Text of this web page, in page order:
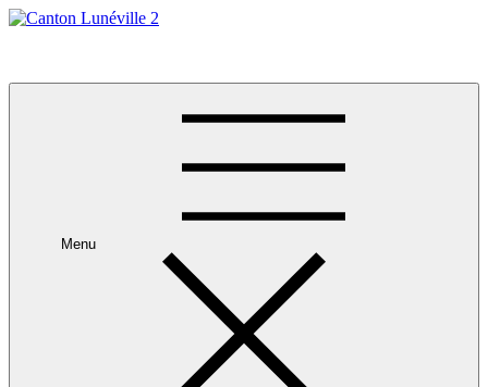
Skip
Menu